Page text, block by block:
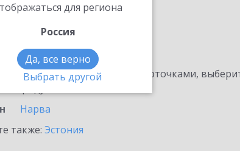
для региона
Россия
Да, все верно
Выбрать другой
1С-Коннект
с информационными карточками,
продукта.
Нарва
также: Эстония